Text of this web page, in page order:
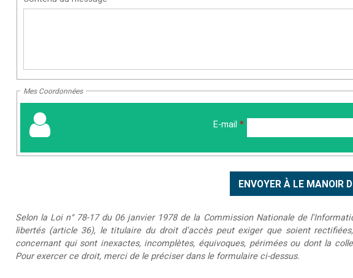
Mes Coordonnées
E-mail *
Selon la Loi n° 78-17 du 06 janvier 1978 de la Commission Nationale de
libertés (article 36), le titulaire du droit d'accès peut exiger que soient
concernant qui sont inexactes, incomplètes, équivoques, périmées ou dont la
Pour exercer ce droit, merci de le préciser dans le formulaire ci-dessus.